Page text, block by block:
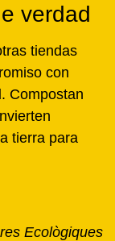
verdad
tiendas
con
. Compostan
tierra para
Ecològiques